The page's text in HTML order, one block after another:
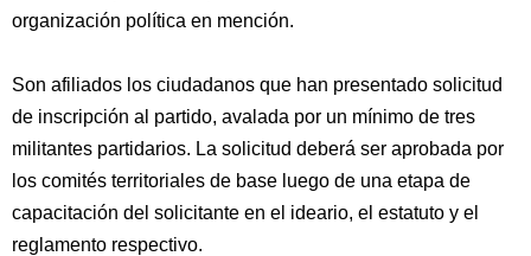
organización política en mención.
Son afiliados los ciudadanos que han presentado solicitud
de inscripción al partido, avalada por un mínimo de tres
militantes partidarios. La solicitud deberá ser aprobada por
los comités territoriales de base luego de una etapa de
capacitación del solicitante en el ideario, el estatuto y el
reglamento respectivo.